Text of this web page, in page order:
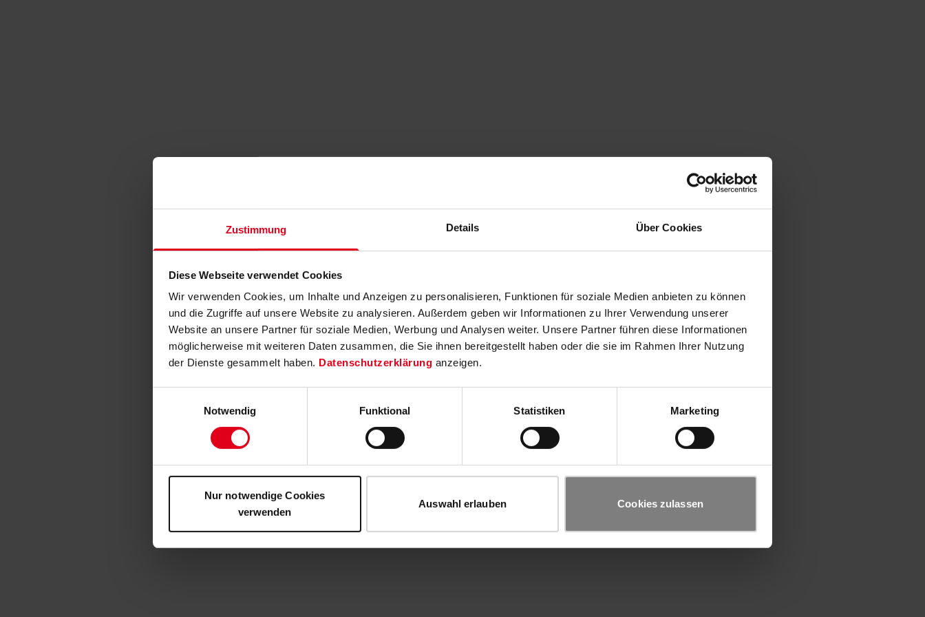
Zustimmung Details Über Cookies
Diese Webseite verwendet Cookies
Wir verwenden Cookies, um Inhalte und Anzeigen zu personalisieren, Funktionen für soziale Medien anbieten zu können
und die Zugriffe auf unsere Website zu analysieren. Außerdem geben wir Informationen zu Ihrer Verwendung unserer
Website an unsere Partner für soziale Medien, Werbung und Analysen weiter. Unsere Partner führen diese Informationen
möglicherweise mit weiteren Daten zusammen, die Sie ihnen bereitgestellt haben oder die sie im Rahmen Ihrer Nutzung
der Dienste gesammelt haben. Datenschutzerklärung anzeigen.
Notwendig
Funktional Statistiken Marketing
Nur notwendige Cookies
verwenden
Auswahl erlauben Cookies zulassen